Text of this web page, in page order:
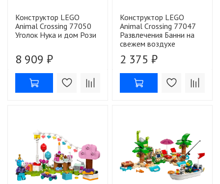
Конструктор LEGO
Animal Crossing 77050
Уголок Нука и дом Рози
8 909 ₽
Конструктор LEGO
Animal Crossing 77047
Развлечения Банни на
свежем воздухе
2 375 ₽